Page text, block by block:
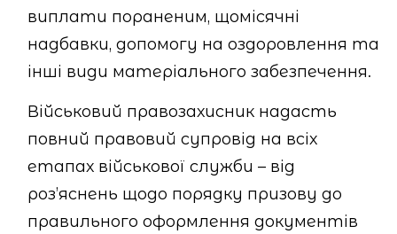
виплати пораненим, щомісячні
надбавки, допомогу на оздоровлення та
інші види матеріального забезпечення.
Військовий правозахисник надасть
повний правовий супровід на всіх
етапах військової служби – від
роз’яснень щодо порядку призову до
правильного оформлення документів